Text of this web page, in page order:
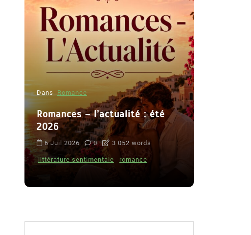
Dans Romance
Romances – l’actualité : été
2026
6 Juil 2026 0 3 052 words
littérature sentimentale romance